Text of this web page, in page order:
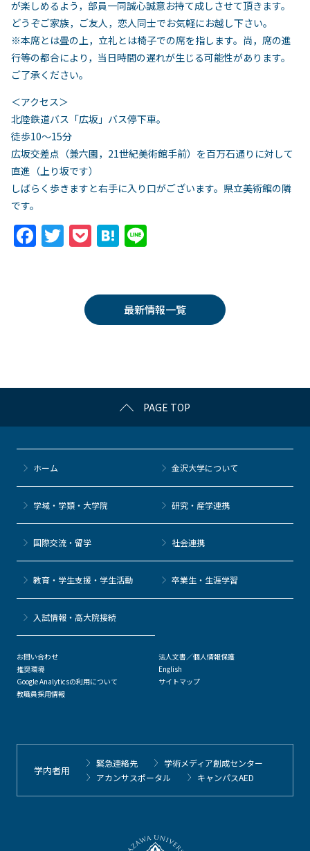
が楽しめるよう，部員一同誠心誠意お持て成しさせて頂きます。
どうぞご家族，ご友人，恋人同士でお気軽にお越し下さい。
※本席とは畳の上，立礼とは椅子での席を指します。尚，席の進
行等の都合により，当日時間の遅れが生じる可能性があります。
ご了承ください。
＜アクセス＞
北陸鉄道バス「広坂」バス停下車。
徒歩10～15分
広坂交差点（兼六園，21世紀美術館手前）を百万石通りに対して
直進（上り坂です）
しばらく歩きますと右手に入り口がございます。県立美術館の隣
です。
F
k
T
er
P
k
et
H
n
a
最新情報一覧
PAGE TOP
ホーム 金沢大学について
学域・学類・大学院 研究・産学連携
国際交流・留学 社会連携
教育・学生支援・学生活動 卒業生・生涯学習
⼊試情報・高大院接続
お問い合わせ
推奨環境
Google Analyticsの利用について
教職員採用情報
法人文書／個人情報保護
English
サイトマップ
学内者用
緊急連絡先
学術メディア創成センター
アカンサスポータル
キャンパスAED